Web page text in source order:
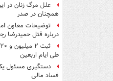
علل مرگ زنان در
همچنان در صدر
توضیحات معاون
درباره قتل حمیدرضا
طی ایام اربعین
دستگیری مسئول یک
فساد مالی